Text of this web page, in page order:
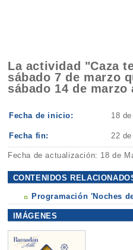
La actividad "Caza
sábado 7 de marzo
sábado 14 de marzo
Fecha de inicio: 18
Fecha fin: 22
Fecha de actualización: 18 de
CONTENIDOS
Programación 'Noches
IMÁGENES